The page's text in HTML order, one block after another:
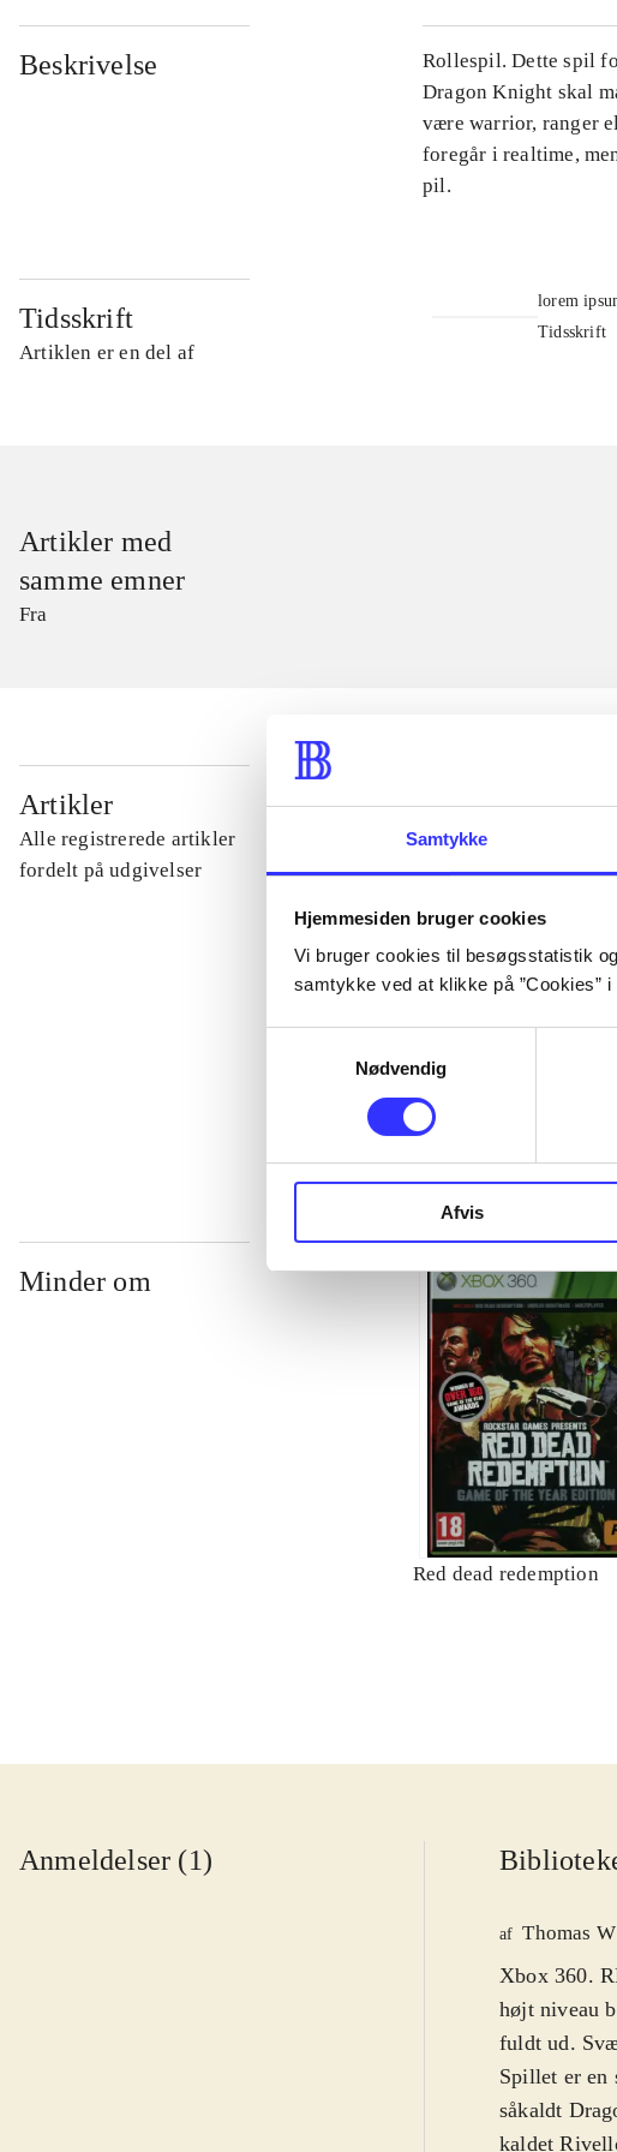
Samtykke
Hjemmesiden bruger cookies
Vi bruger cookies til besøgsstatistik
samtykke ved at klikke på ”Cookies”
Nødvendig
Afvis
Beskrivelse
Rollespil. Dette spil
Dragon Knight skal
være warrior, ranger
foregår i realtime,
pil.
Tidsskrift
Artiklen er en del af
lorem
Tidsskrift
Artikler med
samme emner
Fra
Artikler
Alle registrerede artikler
fordelt på udgivelser
...
Minder om
Red dead redemption
Anmeldelser (1)
af Thomas
Xbox 360.
højt niveau
fuldt ud.
Spillet er en
såkaldt
kaldet